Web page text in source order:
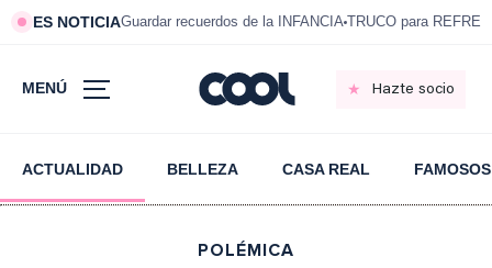
ES NOTICIAGuardar recuerdos de la INFANCIA TRUCO para
MENÚ Hazte socio
ACTUALIDAD BELLEZA CASA REAL FAMOSOS
POLÉMICA